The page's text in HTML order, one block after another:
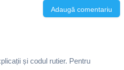
Adaugă comentariu
și codul rutier. Pentru